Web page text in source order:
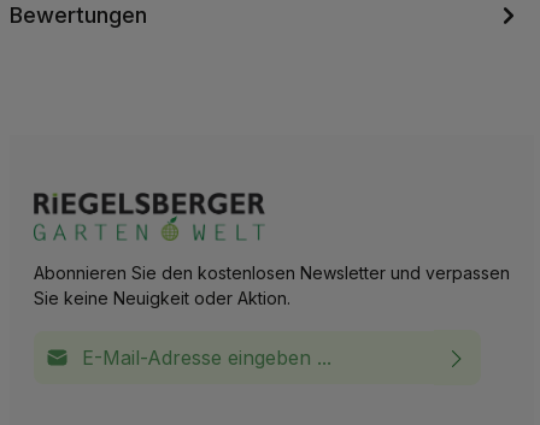
Bewertungen
Abonnieren Sie den kostenlosen Newsletter und verpassen
Sie keine Neuigkeit oder Aktion.